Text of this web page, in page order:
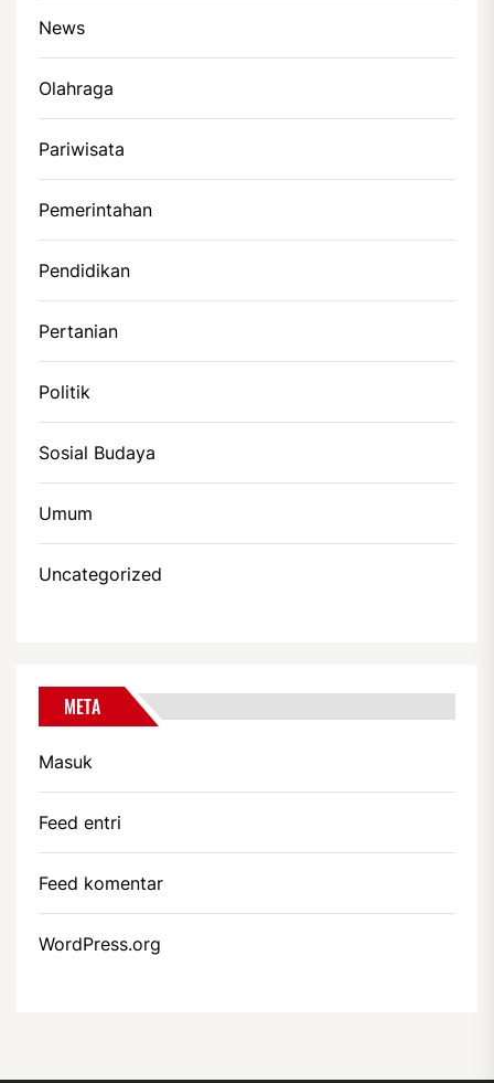
News
Olahraga
Pariwisata
Pemerintahan
Pendidikan
Pertanian
Politik
Sosial Budaya
Umum
Uncategorized
META
Masuk
Feed entri
Feed komentar
WordPress.org